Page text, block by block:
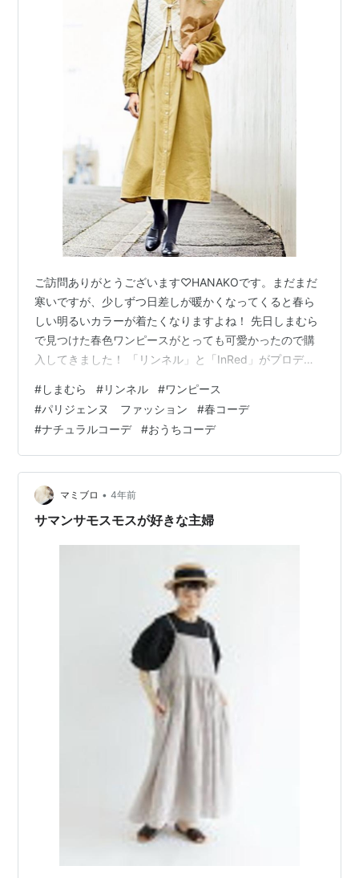
ご訪問ありがとうございます♡HANAKOです。まだまだ
寒いですが、少しずつ日差しが暖かくなってくると春ら
しい明るいカラーが着たくなりますよね！ 先日しまむら
で見つけた春色ワンピースがとっても可愛かったので購
入してきました！ 「リンネル」と「InRed」がプロデュ
厚地ダブルガーゼの生地は厚地で2重織りになっているの
でまだ寒いこの時期からも重ね着として◎インナーにタ
ートルを合わせたり暖かくなったら前を開けて羽織とし
ても活用できそうです！ゆったりシルエットですがウエ
ストに切り替えが入っているので1枚でもスッキリと着こ
なせます♡…
#しまむら #リンネル #ワンピース
#パリジェンヌ ファッション #春コーデ
#ナチュラルコーデ #おうちコーデ
マミブロ • 4年前
サマンサモスモスが好きな主婦